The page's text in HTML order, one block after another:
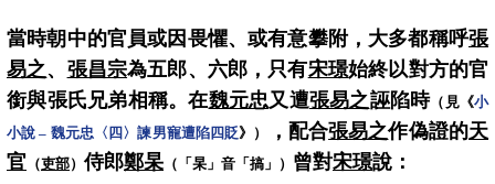
當時朝中的官員或因畏懼、或有意攀附，大多都稱呼張
易之、 張昌宗為五郎、六郎，只有宋璟始終以對方的官
銜與張氏兄弟相稱。在魏元忠又遭張易之誣陷時（見《小
小說 – 魏元忠〈四〉諫男寵遭陷四貶》） ，配合張易之作偽證的天
官 （吏部） 侍郎鄭杲（「杲」音「搞」） 曾對宋璟說：